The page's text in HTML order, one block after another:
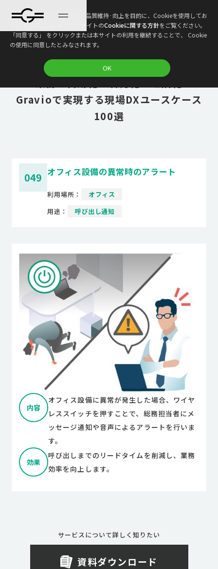
本ウェブサイトは、利便性、品質維持·向上を目的に、Cookieを使用してお
ります。詳しくは 本ウェブサイトのCookieに関する方針をご覧ください。
「同意する」 をクリックまたは本サイトの利用を継続することで、 Cookie
の使用に同意したとみなされます。
OK
DX推進のヒント満載！これで丸わかり！
Gravioで実現する現場DXユースケース
100選
049 オフィス設備の異常時のアラート
利用場所：
オフィス
用途：
呼び出し通知
内容
オフィス設備に異常が発生した場合、ワイヤ
レススイッチを押すことで、総務担当者にメ
ッセージ通知や音声によるアラートを行いま
す。
効果
呼び出しまでのリードタイムを削減し、業務
効率を向上します。
サービスについて詳しく知りたい
資料ダウンロード